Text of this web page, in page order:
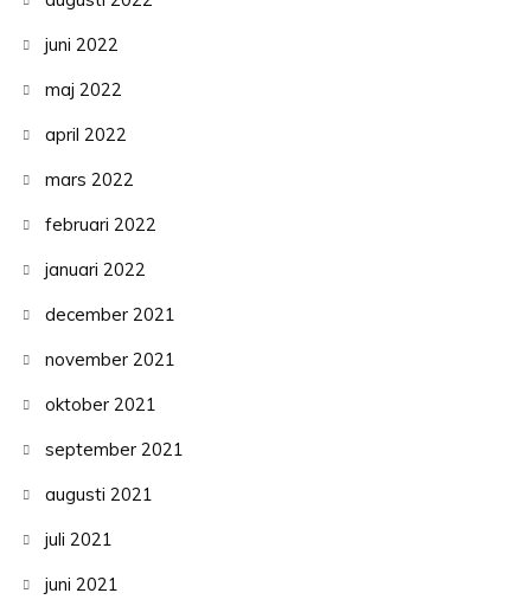
juni 2022
maj 2022
april 2022
mars 2022
februari 2022
januari 2022
december 2021
november 2021
oktober 2021
september 2021
augusti 2021
juli 2021
juni 2021